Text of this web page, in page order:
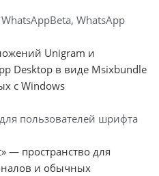
WhatsApp
Unigram и
Desktop в виде Msixbundle
с Windows
пользователей шрифта
— пространство для
и обычных